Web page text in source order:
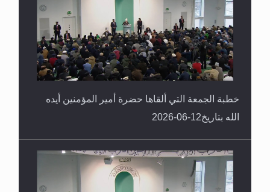
خطبة الجمعة التي ألقاها حضرة أمير المؤمنين أيده
الله بتاريخ12-06-2026